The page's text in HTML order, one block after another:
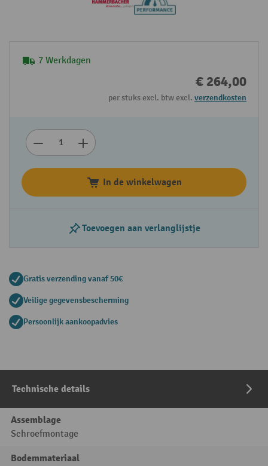
7 Werkdagen
€ 264,00
per stuks excl. btw excl. verzendkosten
In de winkelwagen
Toevoegen aan verlanglijstje
Gratis verzending vanaf 50€
Veilige gegevensbescherming
Persoonlijk aankoopadvies
Technische details
Assemblage
Schroefmontage
Bodemmateriaal